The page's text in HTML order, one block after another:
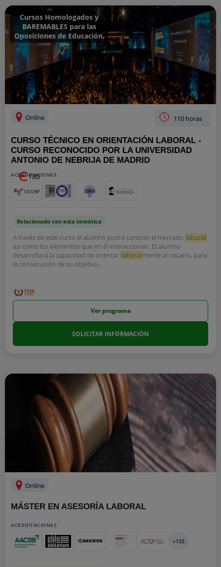
Cursos Homologados y
BAREMABLES para las
Oposiciones de Educación.
Online 110 horas
CURSO TÉCNICO EN ORIENTACIÓN LABORAL -
CURSO RECONOCIDO POR LA UNIVERSIDAD
ANTONIO DE NEBRIJA DE MADRID
180
ACREDITACIONES
Relacionado con esta temática
A través de este curso el alumno podrá conocer el mercado laboral
así como los elementos que en él interaccionan. El alumno
desarrollará la capacidad de orientar laboral mente al usuario, para
la consecución de su objetivo...
Ver programa
SOLICITAR INFORMACIÓN
Online
MÁSTER EN ASESORÍA LABORAL
ACREDITACIONES
+133